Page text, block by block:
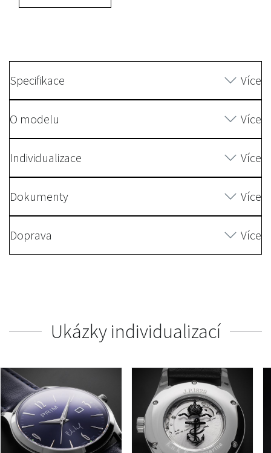
Specifikace Více
O modelu Více
Individualizace Více
Dokumenty Více
Doprava Více
Ukázky individualizací